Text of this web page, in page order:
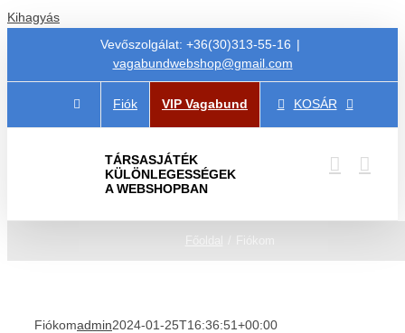
Kihagyás
Vevőszolgálat: +36(30)313-55-16 |
vagabundwebshop@gmail.com
Fiók VIP Vagabund KOSÁR
TÁRSASJÁTÉK
KÜLÖNLEGESSÉGEK
A WEBSHOPBAN
Főoldal Fiókom
Fiókomadmin2024-01-25T16:36:51+00:00